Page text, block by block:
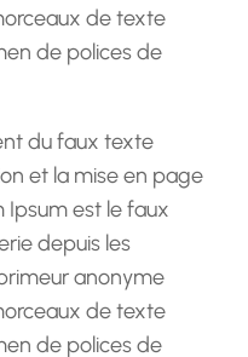
de texte
de polices de
du faux texte
et la mise en page
Ipsum est le faux
depuis les
anonyme
de texte
de polices de